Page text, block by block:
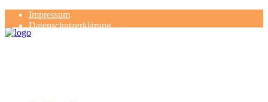
Impressum
Datenschutzerklärung
Kontakt